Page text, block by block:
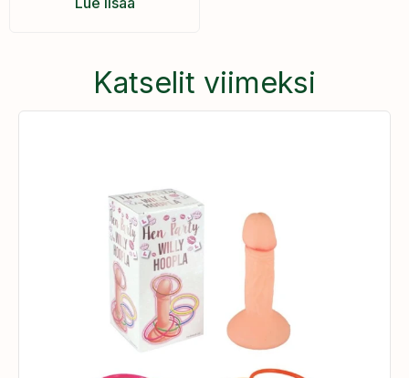
Katselit viimeksi